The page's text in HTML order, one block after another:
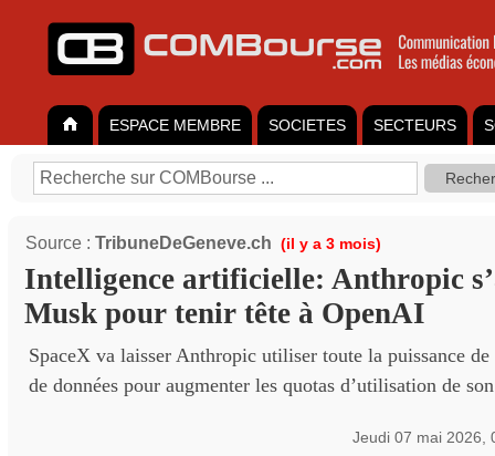
ESPACE MEMBRE SOCIETES SECTEURS
Source : TribuneDeGeneve.ch (il y a 3 mois)
Intelligence artificielle: Anthropic
Musk pour tenir tête à OpenAI
SpaceX va laisser Anthropic utiliser toute la puissance
de données pour augmenter les quotas d’utilisation de
Jeudi 07 mai 2026,